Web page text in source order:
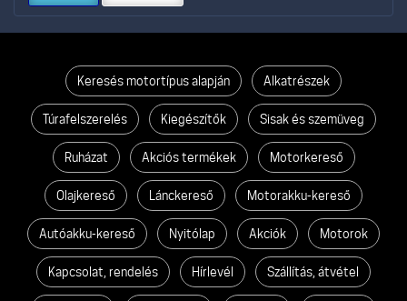
Keresés motortípus alapján Alkatrészek
Túrafelszerelés Kiegészítők Sisak és szemüveg
Ruházat Akciós termékek Motorkereső
Olajkereső Lánckereső Motorakku-kereső
Autóakku-kereső Nyitólap Akciók Motorok
Kapcsolat, rendelés Hírlevél Szállítás, átvétel